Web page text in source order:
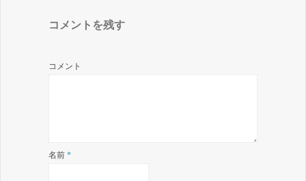
コメントを残す
コメント
名前 *